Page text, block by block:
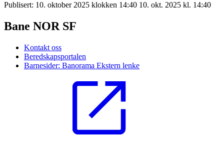
Publisert: 10. oktober 2025 klokken 14:40 10. okt. 2025 kl. 14:40
Bane NOR SF
Kontakt oss
Beredskapsportalen
Barnesider: Banorama Ekstern lenke